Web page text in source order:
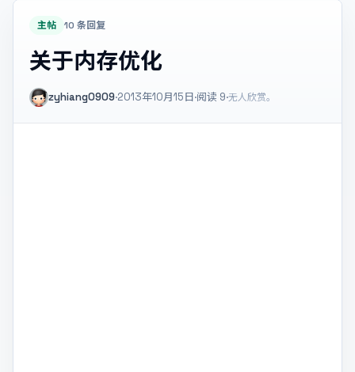
主帖 10 条回复
关于内存优化
zyhiang0909·2013年10月15日·阅读 9·无人欣赏。